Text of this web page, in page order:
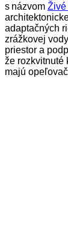
s názvom Živé
adaptačných
zrážkovej
priestor a
že rozkvitnuté
majú